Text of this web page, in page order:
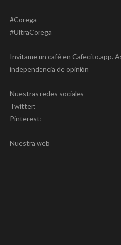
#Corega
#UltraCorega
Invitame un café en Cafecito.app.
independencia de opinión
Nuestras redes sociales
Twitter:
Pinterest:
Nuestra web